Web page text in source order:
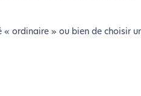
ordinaire » ou bien de choisir